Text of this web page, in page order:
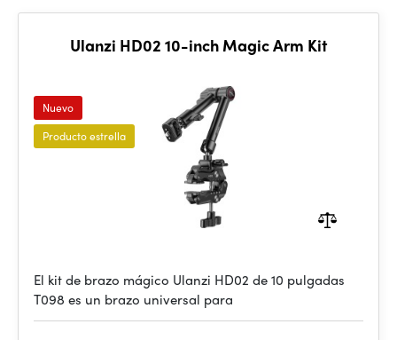
Ulanzi HD02 10-inch Magic Arm Kit
Nuevo
Producto estrella
El kit de brazo mágico Ulanzi HD02 de 10 pulgadas
T098 es un brazo universal para